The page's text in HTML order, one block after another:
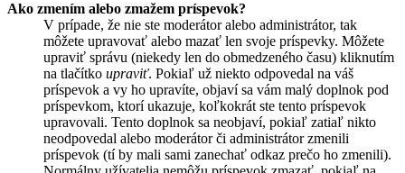
Ako zmením alebo zmažem príspevok?
V prípade, že nie ste moderátor alebo administrátor, tak
môžete upravovať alebo mazať len svoje príspevky. Môžete
upraviť správu (niekedy len do obmedzeného času) kliknutím
na tlačítko upraviť. Pokiaľ už niekto odpovedal na váš
príspevok a vy ho upravíte, objaví sa vám malý doplnok pod
príspevkom, ktorí ukazuje, koľkokrát ste tento príspevok
upravovali. Tento doplnok sa neobjaví, pokiaľ zatiaľ nikto
neodpovedal alebo moderátor či administrátor zmenili
príspevok (tí by mali sami zanechať odkaz prečo ho zmenili).